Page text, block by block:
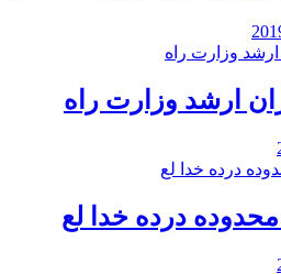
ارشد وزارت راه
درده خدا لع